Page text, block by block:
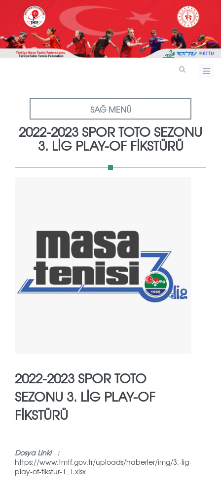
SAĞ MENÜ
2022-2023 SPOR TOTO SEZONU
3. LİG PLAY-OF FİKSTÜRÜ
2022-2023 SPOR TOTO
SEZONU 3. LİG PLAY-OF
FİKSTÜRÜ
Dosya Linki :
https://www.tmtf.gov.tr/uploads/haberler/img/3.-lig-
play-of-fikstur-1_1.xlsx